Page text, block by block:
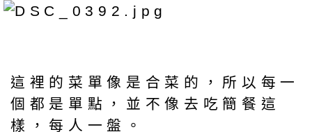
這裡的菜單像是合菜的，所以每一
個都是單點，並不像去吃簡餐這
樣，每人一盤。